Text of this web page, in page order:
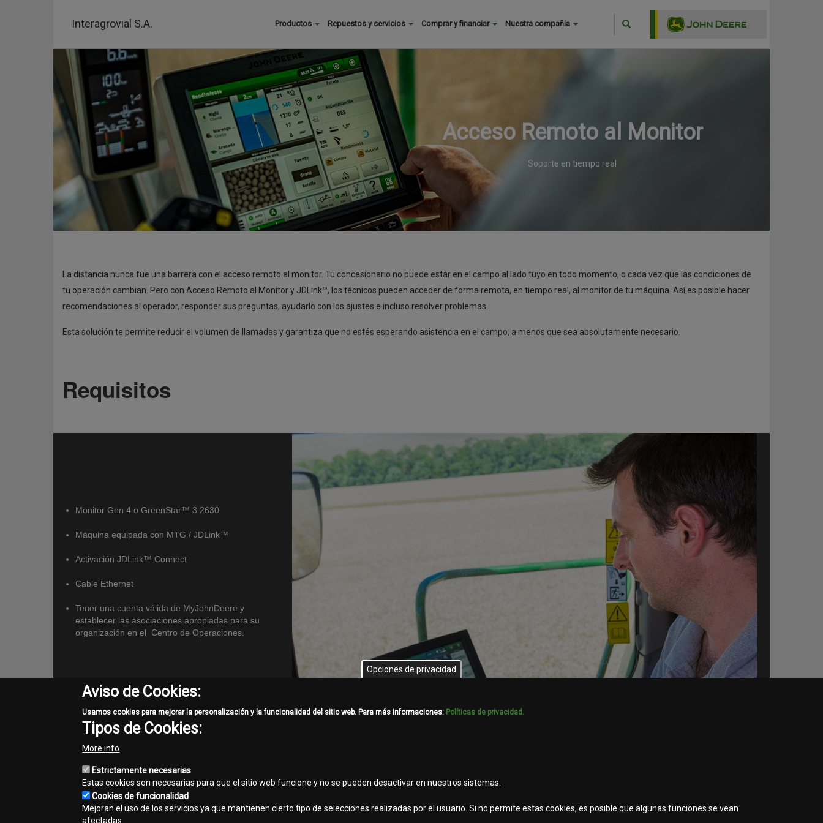
Interagrovial S.A. Search
Buscar Buscar
menu
Productos Repuestos y servicios Comprar y financiar Nuestra compañia
Acceso Remoto al Monitor
Soporte en tiempo real
La distancia nunca fue una barrera con el acceso remoto al monitor. Tu concesionario no puede estar en el campo al lado tuyo en todo momento, o cada vez que las condiciones de
tu operación cambian. Pero con Acceso Remoto al Monitor y JDLink™, los técnicos pueden acceder de forma remota, en tiempo real, al monitor de tu máquina. Así es posible hacer
recomendaciones al operador, responder sus preguntas, ayudarlo con los ajustes e incluso resolver problemas.
Esta solución te permite reducir el volumen de llamadas y garantiza que no estés esperando asistencia en el campo, a menos que sea absolutamente necesario.
Requisitos
Monitor Gen 4 o GreenStar™ 3 2630
Máquina equipada con MTG / JDLink™
Activación JDLink™ Connect
Cable Ethernet
Tener una cuenta válida de MyJohnDeere y
establecer las asociaciones apropiadas para su
organización en el Centro de Operaciones.
Opciones de privacidad
Aviso de Cookies:
Usamos cookies para mejorar la personalización y la funcionalidad del sitio web. Para más informaciones: Políticas de privacidad.
Tipos de Cookies:
More info
Estrictamente necesarias
Estas cookies son necesarias para que el sitio web funcione y no se pueden desactivar en nuestros sistemas.
Cookies de funcionalidad
Mejoran el uso de los servicios ya que mantienen cierto tipo de selecciones realizadas por el usuario. Si no permite estas cookies, es posible que algunas funciones se vean
afectadas.